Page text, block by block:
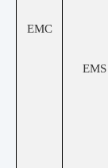
EMC
EMS